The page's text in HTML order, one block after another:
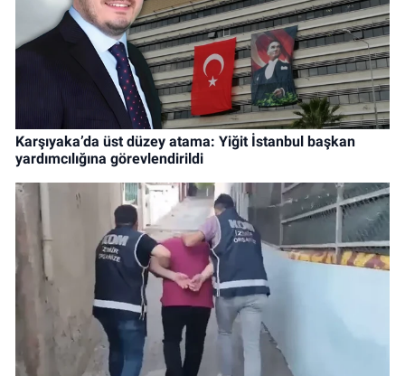
Karşıyaka’da üst düzey atama: Yiğit İstanbul başkan
yardımcılığına görevlendirildi